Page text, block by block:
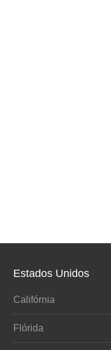
Estados Unidos
Califórnia
Flórida